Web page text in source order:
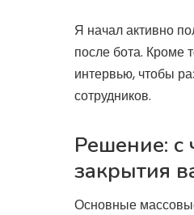
Я начал активно
после бота. Кроме
интервью, чтобы
сотрудников.
Решение: с
закрытия
Основные